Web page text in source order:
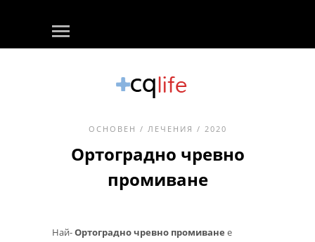
ОСНОВЕН / ЛЕЧЕНИЯ / 2020
Ортоградно чревно
промиване
Най-Ортоградно чревно промиване е